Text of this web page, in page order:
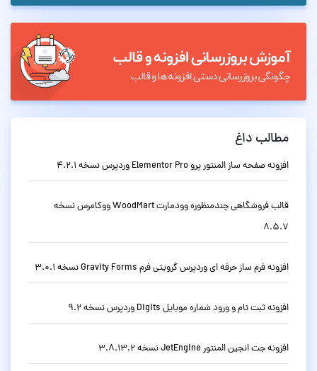
مطالب داغ
افزونه صفحه ساز المنتور پرو Elementor Pro وردپرس نسخه 4.2.1
قالب فروشگاهی چندمنظوره وودمارت WoodMart ووکامرس نسخه
8.5.7
افزونه فرم ساز حرفه ای وردپرس گرویتی فرم Gravity Forms نسخه 3.0.1
افزونه ثبت نام و ورود شماره موبایل Digits وردپرس نسخه 9.2
افزونه جت انجین المنتور JetEngine نسخه 3.8.13.2